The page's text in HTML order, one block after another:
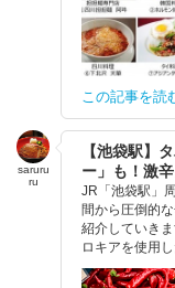
この記事を読
saruru
ru
【池袋駅】
ー」も！激
JR「池袋駅」
間から圧倒的
紹介していき
ロキアを使用し